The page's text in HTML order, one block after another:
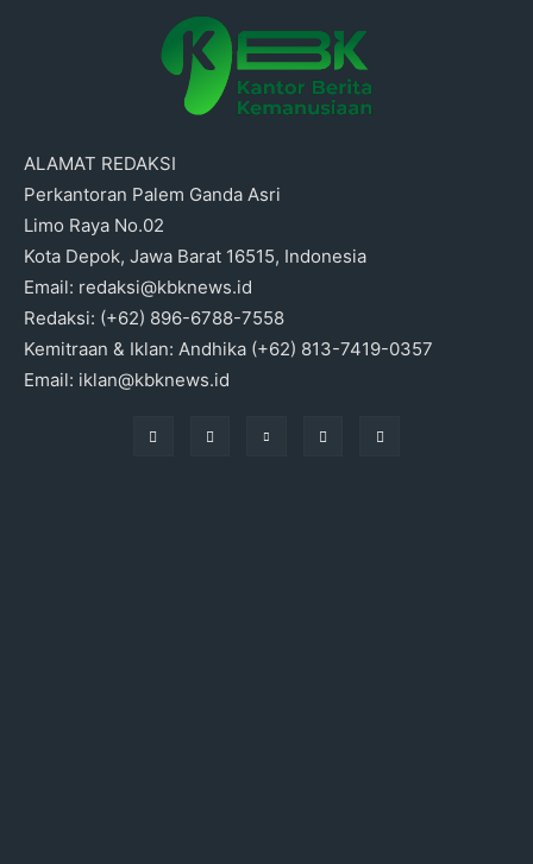
ALAMAT REDAKSI
Perkantoran Palem Ganda Asri
Limo Raya No.02
Kota Depok, Jawa Barat 16515, Indonesia
Email: redaksi@kbknews.id
Redaksi: (+62) 896-6788-7558
Kemitraan & Iklan: Andhika (+62) 813-7419-0357
Email: iklan@kbknews.id